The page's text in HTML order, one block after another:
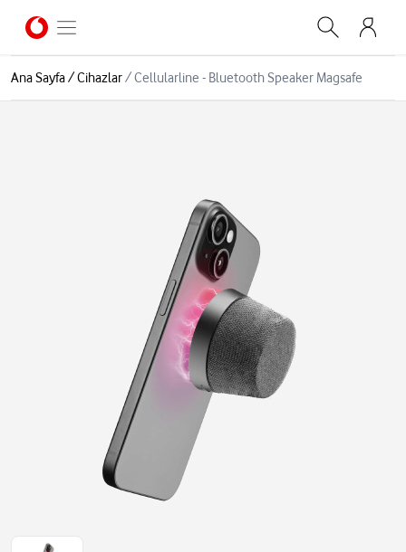
Ana Sayfa/Cihazlar/Cellularline - Bluetooth Speaker Magsafe